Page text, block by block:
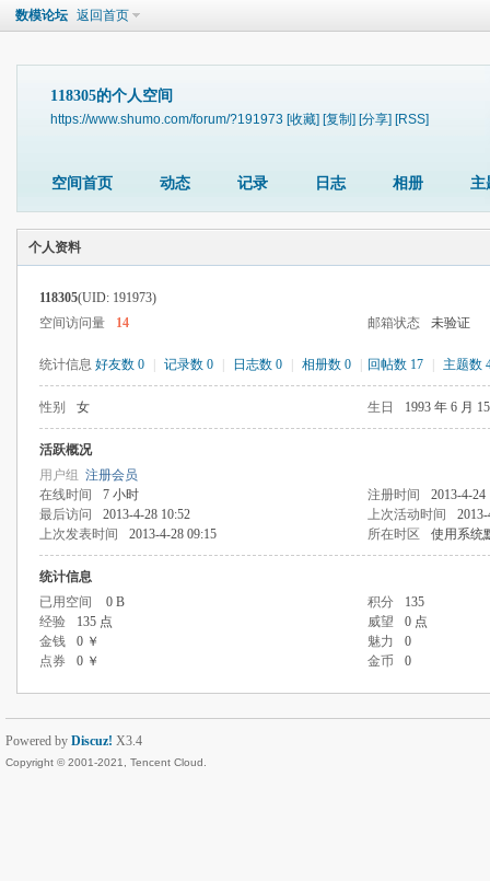
数模论坛 返回首页
118305的个人空间
https://www.shumo.com/forum/?191973 [收藏] [复制] [分享] [RSS]
空间首页 动态 记录 日志 相册 主
个人资料
118305(UID: 191973)
空间访问量
14 邮箱状态 未验证
统计信息 好友数 0 记录数 0 日志数 0 相册数 0 回帖数 17 主题数
性别 女 生日 1993 年 6 月
活跃概况
用户组 注册会员
在线时间
7 小时 注册时间
2013-4-24
最后访问
2013-4-28 10:52 上次活动时间
上次发表时间
2013-4-28 09:15 所在时区 使用系统
统计信息
已用空间
0 B 积分
135
经验
135 点 威望
0 点
金钱
0 ￥ 魅力
0
点券
0 ￥ 金币 0
Powered by Discuz! X3.4
Copyright © 2001-2021, Tencent Cloud.